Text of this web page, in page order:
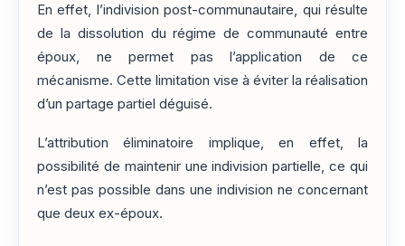
En effet, l’indivision post-communautaire, qui résulte
de la dissolution du régime de communauté entre
époux, ne permet pas l’application de ce
mécanisme. Cette limitation vise à éviter la réalisation
d’un partage partiel déguisé.
L’attribution éliminatoire implique, en effet, la
possibilité de maintenir une indivision partielle, ce qui
n’est pas possible dans une indivision ne concernant
que deux ex-époux.